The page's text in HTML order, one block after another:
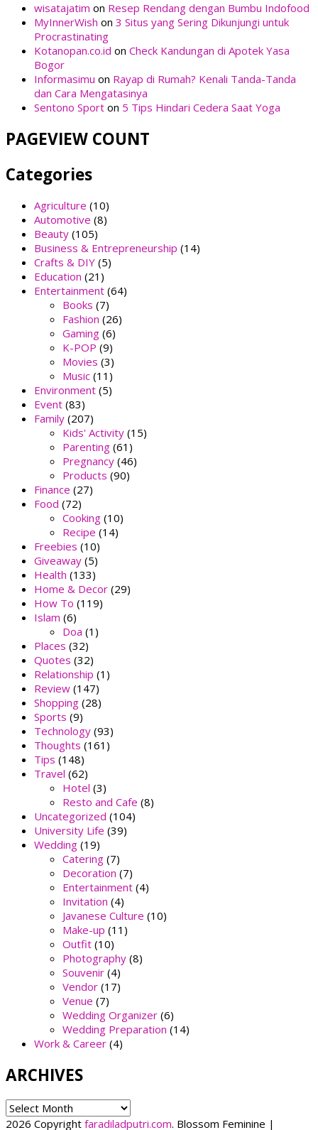
wisatajatim on Resep Rendang dengan Bumbu Indofood
MyInnerWish on 3 Situs yang Sering Dikunjungi untuk
Procrastinating
Kotanopan.co.id on Check Kandungan di Apotek Yasa
Bogor
Informasimu on Rayap di Rumah? Kenali Tanda-Tanda
dan Cara Mengatasinya
Sentono Sport on 5 Tips Hindari Cedera Saat Yoga
PAGEVIEW COUNT
Categories
Agriculture (10)
Automotive (8)
Beauty (105)
Business & Entrepreneurship (14)
Crafts & DIY (5)
Education (21)
Entertainment (64)
Books (7)
Fashion (26)
Gaming (6)
K-POP (9)
Movies (3)
Music (11)
Environment (5)
Event (83)
Family (207)
Kids' Activity (15)
Parenting (61)
Pregnancy (46)
Products (90)
Finance (27)
Food (72)
Cooking (10)
Recipe (14)
Freebies (10)
Giveaway (5)
Health (133)
Home & Decor (29)
How To (119)
Islam (6)
Doa (1)
Places (32)
Quotes (32)
Relationship (1)
Review (147)
Shopping (28)
Sports (9)
Technology (93)
Thoughts (161)
Tips (148)
Travel (62)
Hotel (3)
Resto and Cafe (8)
Uncategorized (104)
University Life (39)
Wedding (19)
Catering (7)
Decoration (7)
Entertainment (4)
Invitation (4)
Javanese Culture (10)
Make-up (11)
Outfit (10)
Photography (8)
Souvenir (4)
Vendor (17)
Venue (7)
Wedding Organizer (6)
Wedding Preparation (14)
Work & Career (4)
ARCHIVES
ARCHIVES
2026 Copyright faradiladputri.com. Blossom Feminine |